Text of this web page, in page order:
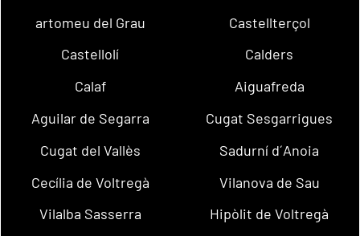
artomeu del Grau
Castellterçol
Castellolí
Calders
Calaf
Aiguafreda
Aguilar de Segarra
Cugat Sesgarrigues
Cugat del Vallès
Sadurní d´Anoia
Cecília de Voltregà
Vilanova de Sau
Vilalba Sasserra
Hipòlit de Voltregà